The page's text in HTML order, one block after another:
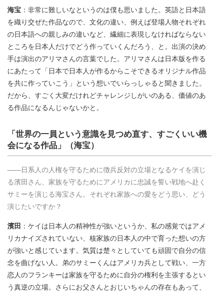
海宝 ：非常に難しいなというのは僕も思いました。英語と日本語
を織り交ぜた作品なので、文化の違い、例えば登場人物それぞれ
の日本語への親しみの違いなど、繊細に表現しなければならない
ところを日本人だけでどう作っていくんだろう、と。出演の決め
手は演出のアリマさんの言葉でした。アリマさんは日本版を作る
にあたって「日本で日本人が作るからこそできるオリジナル作品
を共に作っていこう」という想いでいらっしゃると聞きました。
だから、すごく大変だけれどチャレンジしがいのある、価値のあ
る作品になるんじゃないかと。
「世界の一員という意識を見つめ直す、すごくいい機
会になる作品」（海宝）
――日系人の人権を守るために徴兵反対の立場となるケイを演じ
る濱田さん、家族を守るためにアメリカに忠誠を誓い戦地へ赴く
サミーを演じる海宝さん。それぞれ家族への愛をどう思い、どう
演じたいですか？
濱田 ：ケイは日本人の精神性が強いというか、私の感覚ではアメ
リカナイズされていない、核家族の日本人の中で育った想いの方
が強いと感じています。気質は楚々としていても頑固で自分の信
念を曲げない人。弟のサミーくんはアメリカ兵として戦い、一方
恋人のフランキーは家族を守るために自分の権利を主張するとい
う真逆の立場。さらにお父さんとおじいちゃんの存在もあって、